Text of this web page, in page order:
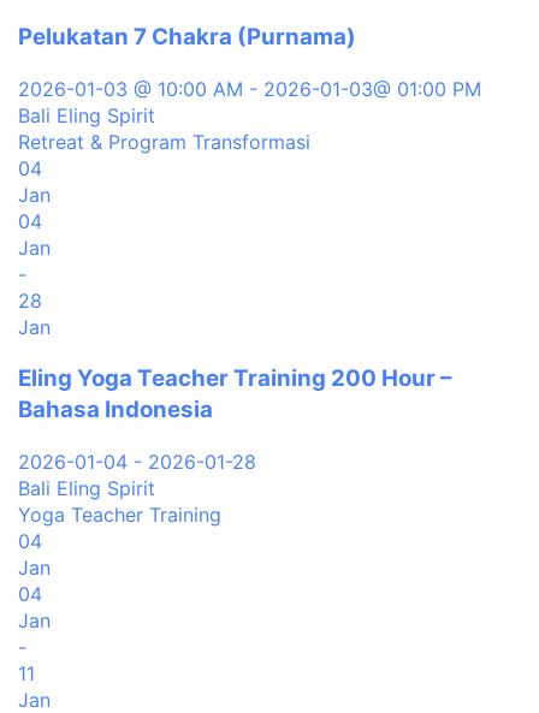
Pelukatan 7 Chakra (Purnama)
2026-01-03 @ 10:00 AM - 2026-01-03@ 01:00 PM
Bali Eling Spirit
Retreat & Program Transformasi
04
Jan
04
Jan
-
28
Jan
Eling Yoga Teacher Training 200 Hour –
Bahasa Indonesia
2026-01-04 - 2026-01-28
Bali Eling Spirit
Yoga Teacher Training
04
Jan
04
Jan
-
11
Jan